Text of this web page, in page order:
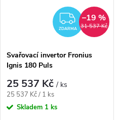
ZDARMA
ZDARMA 31 537 Kč
–19 %
Svařovací invertor Fronius
Ignis 180 Puls
25 537 Kč/ ks
Měrná cena:
25 537 Kč / 1 ks
Skladem 1 ks